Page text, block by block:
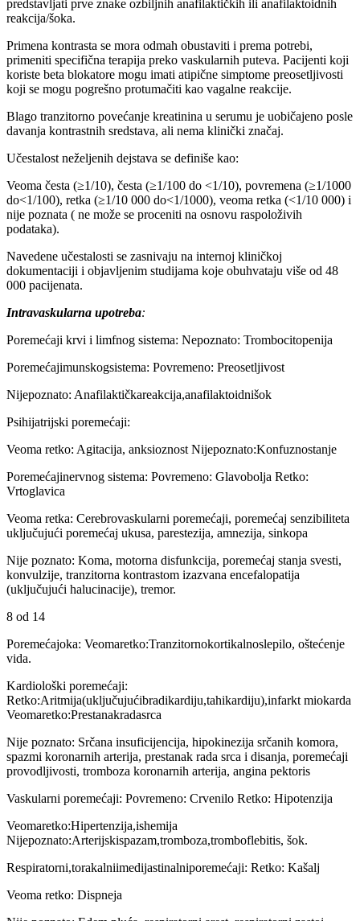
predstavljati prve znake ozbiljnih anafilaktičkih ili anafilaktoidnih
reakcija/šoka.
Primena kontrasta se mora odmah obustaviti i prema potrebi,
primeniti specifična terapija preko vaskularnih puteva. Pacijenti koji
koriste beta blokatore mogu imati atipične simptome preosetljivosti
koji se mogu pogrešno protumačiti kao vagalne reakcije.
Blago tranzitorno povećanje kreatinina u serumu je uobičajeno posle
davanja kontrastnih sredstava, ali nema klinički značaj.
Učestalost neželjenih dejstava se definiše kao:
Veoma česta (≥1/10), česta (≥1/100 do <1/10), povremena (≥1/1000
do<1/100), retka (≥1/10 000 do<1/1000), veoma retka (<1/10 000) i
nije poznata ( ne može se proceniti na osnovu raspoloživih
podataka).
Navedene učestalosti se zasnivaju na internoj kliničkoj
dokumentaciji i objavljenim studijama koje obuhvataju više od 48
000 pacijenata.
Intravaskularna upotreba:
Poremećaji krvi i limfnog sistema: Nepoznato: Trombocitopenija
Poremećajimunskogsistema: Povremeno: Preosetljivost
Nijepoznato: Anafilaktičkareakcija,anafilaktoidnišok
Psihijatrijski poremećaji:
Veoma retko: Agitacija, anksioznost Nijepoznato:Konfuznostanje
Poremećajinervnog sistema: Povremeno: Glavobolja Retko:
Vrtoglavica
Veoma retka: Cerebrovaskularni poremećaji, poremećaj senzibiliteta
uključujući poremećaj ukusa, parestezija, amnezija, sinkopa
Nije poznato: Koma, motorna disfunkcija, poremećaj stanja svesti,
konvulzije, tranzitorna kontrastom izazvana encefalopatija
(uključujući halucinacije), tremor.
8 od 14
Poremećajoka: Veomaretko:Tranzitornokortikalnoslepilo, oštećenje
vida.
Kardiološki poremećaji:
Retko:Aritmija(uključujućibradikardiju,tahikardiju),infarkt miokarda
Veomaretko:Prestanakradasrca
Nije poznato: Srčana insuficijencija, hipokinezija srčanih komora,
spazmi koronarnih arterija, prestanak rada srca i disanja, poremećaji
provodljivosti, tromboza koronarnih arterija, angina pektoris
Vaskularni poremećaji: Povremeno: Crvenilo Retko: Hipotenzija
Veomaretko:Hipertenzija,ishemija
Nijepoznato:Arterijskispazam,tromboza,tromboflebitis, šok.
Respiratorni,torakalniimedijastinalniporemećaji: Retko: Kašalj
Veoma retko: Dispneja